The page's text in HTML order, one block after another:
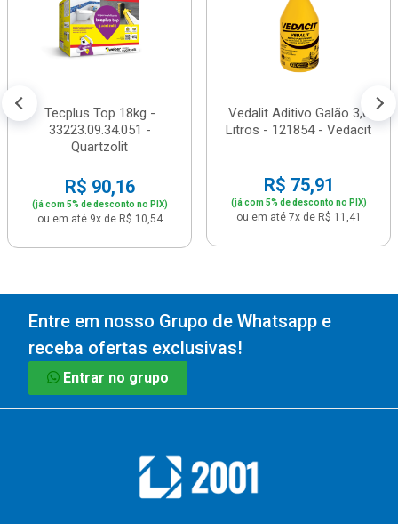
Tecplus Top 18kg -
33223.09.34.051 -
Quartzolit
R$ 90,16
(já com 5% de desconto no PIX)
ou em até 9x de R$ 10,54
Vedalit Aditivo Galão 3,6
Litros - 121854 - Vedacit
R$ 75,91
(já com 5% de desconto no PIX)
ou em até 7x de R$ 11,41
Entre em nosso Grupo de Whatsapp e
receba ofertas exclusivas!
Entrar no grupo